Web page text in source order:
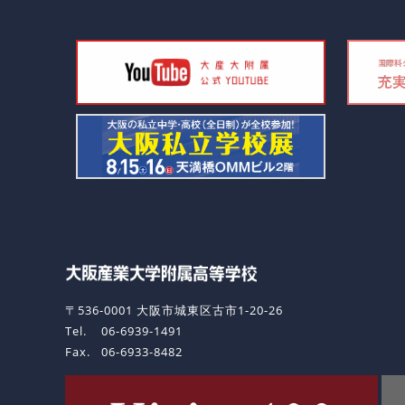
〒536-0001 大阪市城東区古市1-20-26
Tel.
06-6939-1491
Fax.
06-6933-8482